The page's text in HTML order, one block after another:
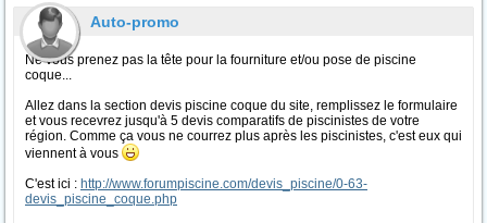
Auto-promo
Ne vous prenez pas la tête pour la fourniture et/ou pose de piscine
coque...
Allez dans la section devis piscine coque du site, remplissez le formulaire
et vous recevrez jusqu'à 5 devis comparatifs de piscinistes de votre
région. Comme ça vous ne courrez plus après les piscinistes, c'est eux qui
viennent à vous
C'est ici : http://www.forumpiscine.com/devis_piscine/0-63-
devis_piscine_coque.php